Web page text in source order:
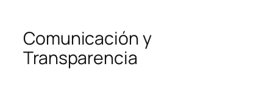
Comunicación y
Transparencia